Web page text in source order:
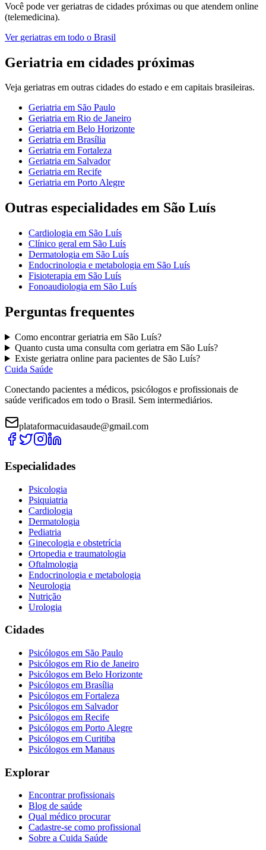
Você pode ver geriatras de cidades próximas ou que atendem online
(telemedicina).
Ver geriatras em todo o Brasil
Geriatria em cidades próximas
Veja geriatras em outras cidades do estado e em capitais brasileiras.
Geriatria em São Paulo
Geriatria em Rio de Janeiro
Geriatria em Belo Horizonte
Geriatria em Brasília
Geriatria em Fortaleza
Geriatria em Salvador
Geriatria em Recife
Geriatria em Porto Alegre
Outras especialidades em São Luís
Cardiologia em São Luís
Clínico geral em São Luís
Dermatologia em São Luís
Endocrinologia e metabologia em São Luís
Fisioterapia em São Luís
Fonoaudiologia em São Luís
Perguntas frequentes
Como encontrar geriatria em São Luís?
Quanto custa uma consulta com geriatra em São Luís?
Existe geriatra online para pacientes de São Luís?
Cuida Saúde
Conectando pacientes a médicos, psicólogos e profissionais de
saúde verificados em todo o Brasil. Sem intermediários.
plataformacuidasaude@gmail.com
Especialidades
Psicologia
Psiquiatria
Cardiologia
Dermatologia
Pediatria
Ginecologia e obstetrícia
Ortopedia e traumatologia
Oftalmologia
Endocrinologia e metabologia
Neurologia
Nutrição
Urologia
Cidades
Psicólogos em São Paulo
Psicólogos em Rio de Janeiro
Psicólogos em Belo Horizonte
Psicólogos em Brasília
Psicólogos em Fortaleza
Psicólogos em Salvador
Psicólogos em Recife
Psicólogos em Porto Alegre
Psicólogos em Curitiba
Psicólogos em Manaus
Explorar
Encontrar profissionais
Blog de saúde
Qual médico procurar
Cadastre-se como profissional
Sobre a Cuida Saúde